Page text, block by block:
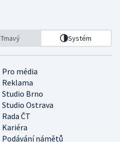
Tmavý Systém
Pro média
Reklama
Studio Brno
Studio Ostrava
Rada ČT
Kariéra
Podávání námětů